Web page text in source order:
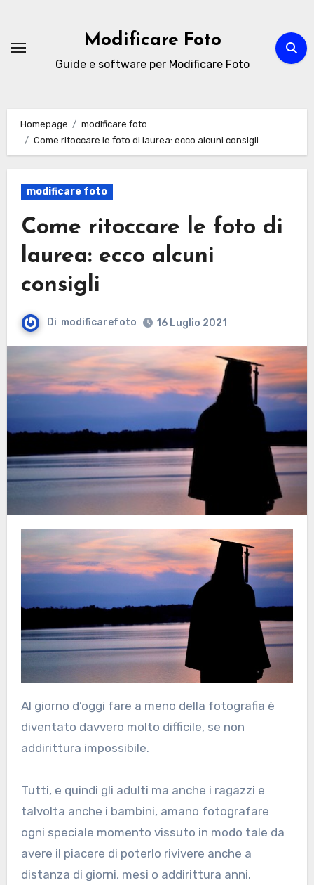
contenuto
Modificare Foto
Guide e software per Modificare Foto
Homepage
modificare foto
Come ritoccare le foto di laurea: ecco alcuni consigli
modificare foto
Come ritoccare le foto di
laurea: ecco alcuni
consigli
Di modificarefoto 16 Luglio 2021
Al giorno d’oggi fare a meno della fotografia è
diventato davvero molto difficile, se non
addirittura impossibile.
Tutti, e quindi gli adulti ma anche i ragazzi e
talvolta anche i bambini, amano fotografare
ogni speciale momento vissuto in modo tale da
avere il piacere di poterlo rivivere anche a
distanza di giorni, mesi o addirittura anni.